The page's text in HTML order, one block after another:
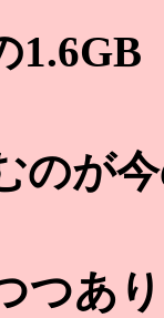
のが
つあ